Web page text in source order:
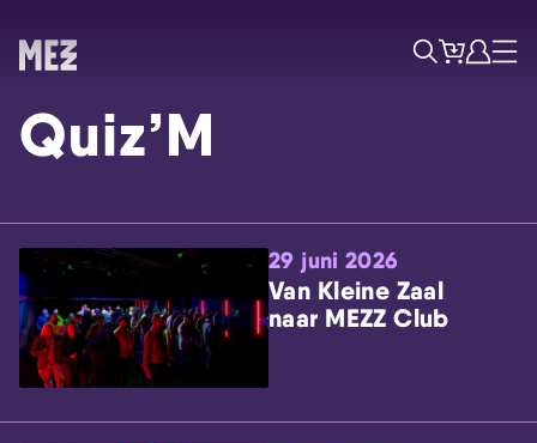
Skip navigatie
ZoekTicketsAccount
Menu
Quiz’M
29 juni 2026
Van Kleine Zaal
naar MEZZ Club